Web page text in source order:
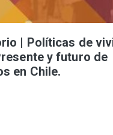
| Políticas de
y futuro de
en Chile.